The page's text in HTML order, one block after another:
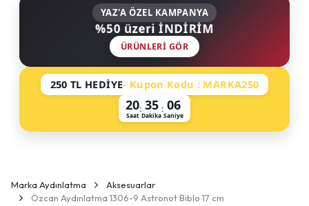
YAZ'A ÖZEL KAMPANYA
%50 üzeri İNDİRİM
ÜRÜNLERI GÖR
250 TL HEDİYE- Kupon Kodu : MARKA250
20
Saat
: 35
Dakika
: 06
Saniye
Marka Aydınlatma
Aksesuarlar
Özcan Aydınlatma 1306-9 Astronot Biblo 17 cm